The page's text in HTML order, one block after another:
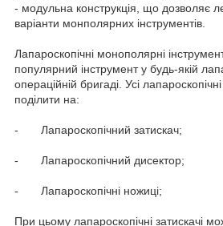
- модульна конструкція, що дозволяє
варіанти монполярних інструментів.
Лапароскопічні монополярні
популярний інструмент у будь-якій
операційній бригаді. Усі
поділити на:
- Лапароскопічний затискач;
- Лапароскопічний дисектор;
- Лапароскопічні ножиці;
При цьому лапароскопічні затискачі